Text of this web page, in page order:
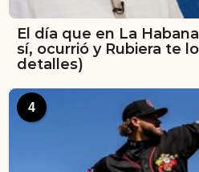
El día que en La
sí, ocurrió y Rubiera te
detalles)
4